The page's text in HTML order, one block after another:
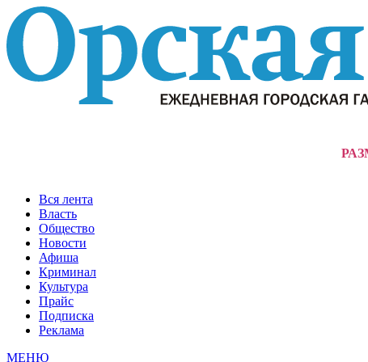
Вся лента
Власть
Общество
Новости
Афиша
Криминал
Культура
Прайс
Подписка
Реклама
МЕНЮ